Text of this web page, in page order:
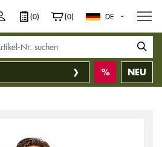
(0) (0) DE
NEU